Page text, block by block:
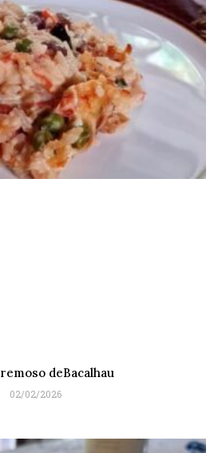
deBacalhau
02/02/2026